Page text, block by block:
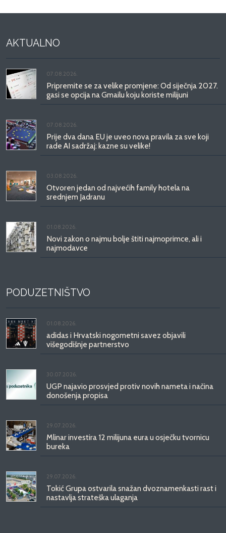
AKTUALNO
07.08.2026.
Pripremite se za velike promjene: Od siječnja 2027.
gasi se opcija na Gmailu koju koriste milijuni
07.08.2026.
Prije dva dana EU je uveo nova pravila za sve koji
rade AI sadržaj: kazne su velike!
03.08.2026.
Otvoren jedan od najvećih family hotela na
srednjem Jadranu
01.08.2026.
Novi zakon o najmu bolje štiti najmoprimce, ali i
najmodavce
PODUZETNIŠTVO
01.08.2026.
adidas i Hrvatski nogometni savez objavili
višegodišnje partnerstvo
30.07.2026.
UGP najavio prosvjed protiv novih nameta i načina
donošenja propisa
29.07.2026.
Mlinar investira 12 milijuna eura u osječku tvornicu
bureka
29.07.2026.
Tokić Grupa ostvarila snažan dvoznamenkasti rast i
nastavlja strateška ulaganja